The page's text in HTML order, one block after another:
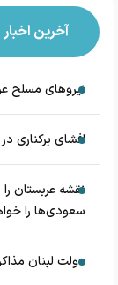
آخرین اخبار
نیروهای مسلح
افشای برکناری
نقشه عربستان
سعودی‌ها را
دولت لبنان